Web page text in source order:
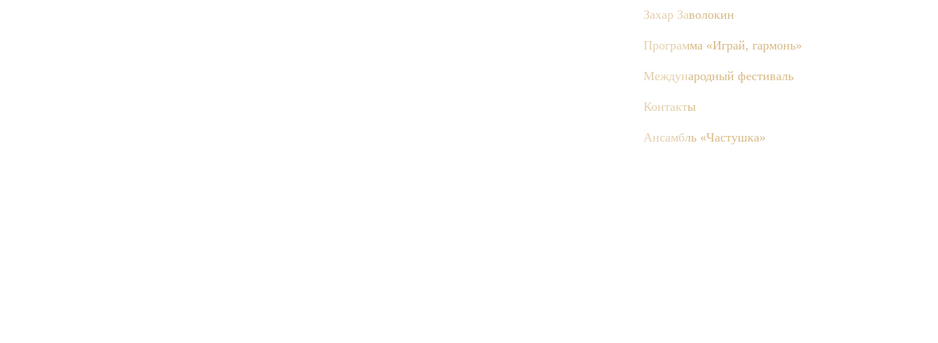
Захар Заволокин
Программа «Играй, гармонь»
Международный фестиваль
Контакты
Ансамбль «Частушка»